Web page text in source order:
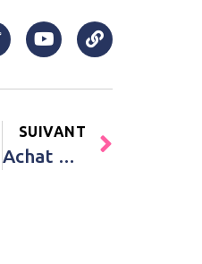
SUIVANT
Achat Attache sucette Joya Joy doré Suavinex Doré Bébé